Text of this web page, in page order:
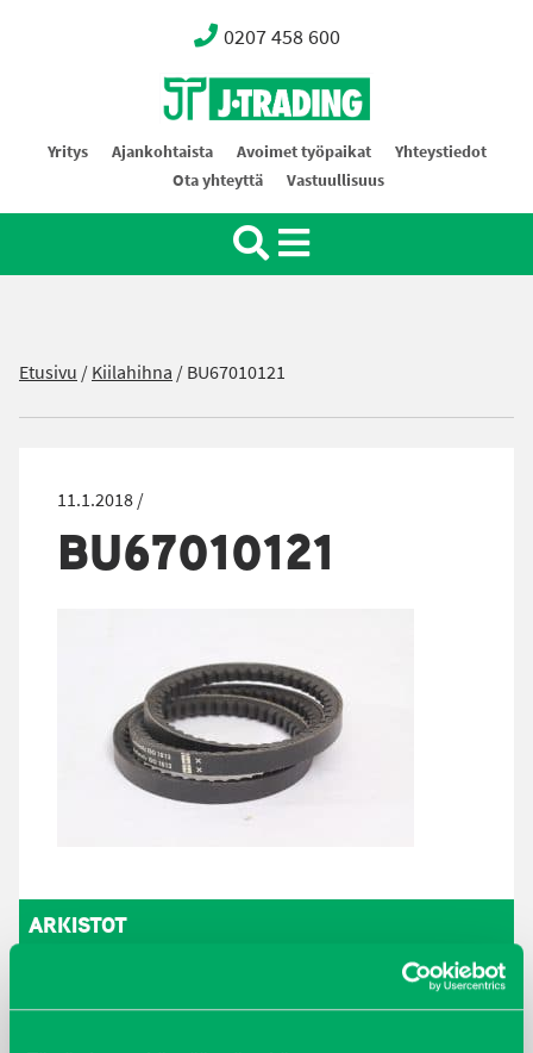
0207 458 600
Oy J-Trading Ab
Yritys Ajankohtaista Avoimet työpaikat
Yhteystiedot
Ota yhteyttä
Vastuullisuus
Etusivu /Kiilahihna /BU67010121
11.1.2018 /
BU67010121
ARKISTOT